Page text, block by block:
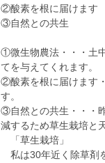
②酸素を根に届けます
③自然との共生
①微生物農法・・・土
てを与えてくれます。
②酸素を根に届けます
す。
③自然との共生・・・
減するため草生栽培と
「草生栽培」
私は30年近く除草剤